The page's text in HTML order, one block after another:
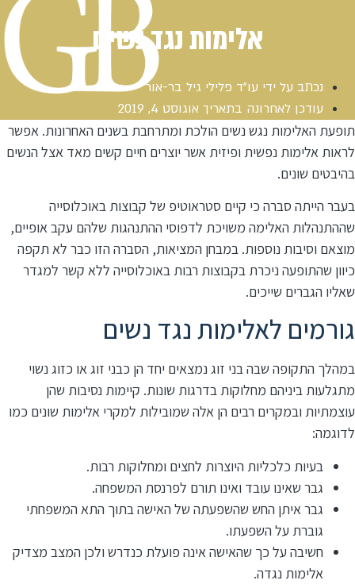
אלימות נגד נשים
נכתב על ידי עו"ד פלילי גיל בר-אור
עודכן לאחרונה בתאריך אוגוסט 4, 2019
תופעת האלימות נגש נשים הולכת ומתרחבת בשנים האחרונות. אפשר
לראות אלימות נפשית ופיזית אשר יוצרים חיים קשים מאד אצל הנשים
בהיבטים שונים.
בעבר הייתה סברה כי קיים סטראוטיפ של קבוצות באוכלוסייה
שההתנהלות האלימה משויכת לדפוסי ההתנהגות שלהם עקב אופיים,
מוצאם וסיבות נוספות. במבחן המציאות, הסברה הזו כבר לא תקפה
כיוון שהתופעה ניכרת בקבוצות רבות באוכלוסייה ללא קשר למגדר
שאליו הגברים שייכים.
גורמים לאלימות נגד נשים
במהלך התקופה שבה בני זוג נמצאים יחד הן כבני זוג או כזוג נשוי
מתגלעות ביניהם מחלוקות בדרגות שונות. קיימות נסיבות שהן
עוצמתיות ובמקרים רבים הן אלה שמובילות למקרי אלימות שונים כמו
לדוגמה:
בעיות כלכליות היוצרות לחצים ומחלוקות רבות.
גבר שאינו עובד ואינו תורם לפרנסת המשפחה.
גבר איתן החש שהשפעתה של האישה בתוך התא המשפחתי
גוברת על השפעתו.
חשיבה על כך שהאישה אינה פועלת כנדרש ולכן המצב מצדיק
אלימות נגדה.